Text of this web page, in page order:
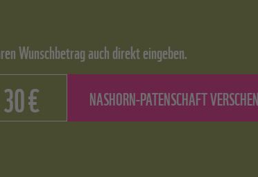
Wunschbetrag auch direkt eingeben.
€